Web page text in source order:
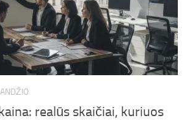
realūs skaičiai, kuriuos